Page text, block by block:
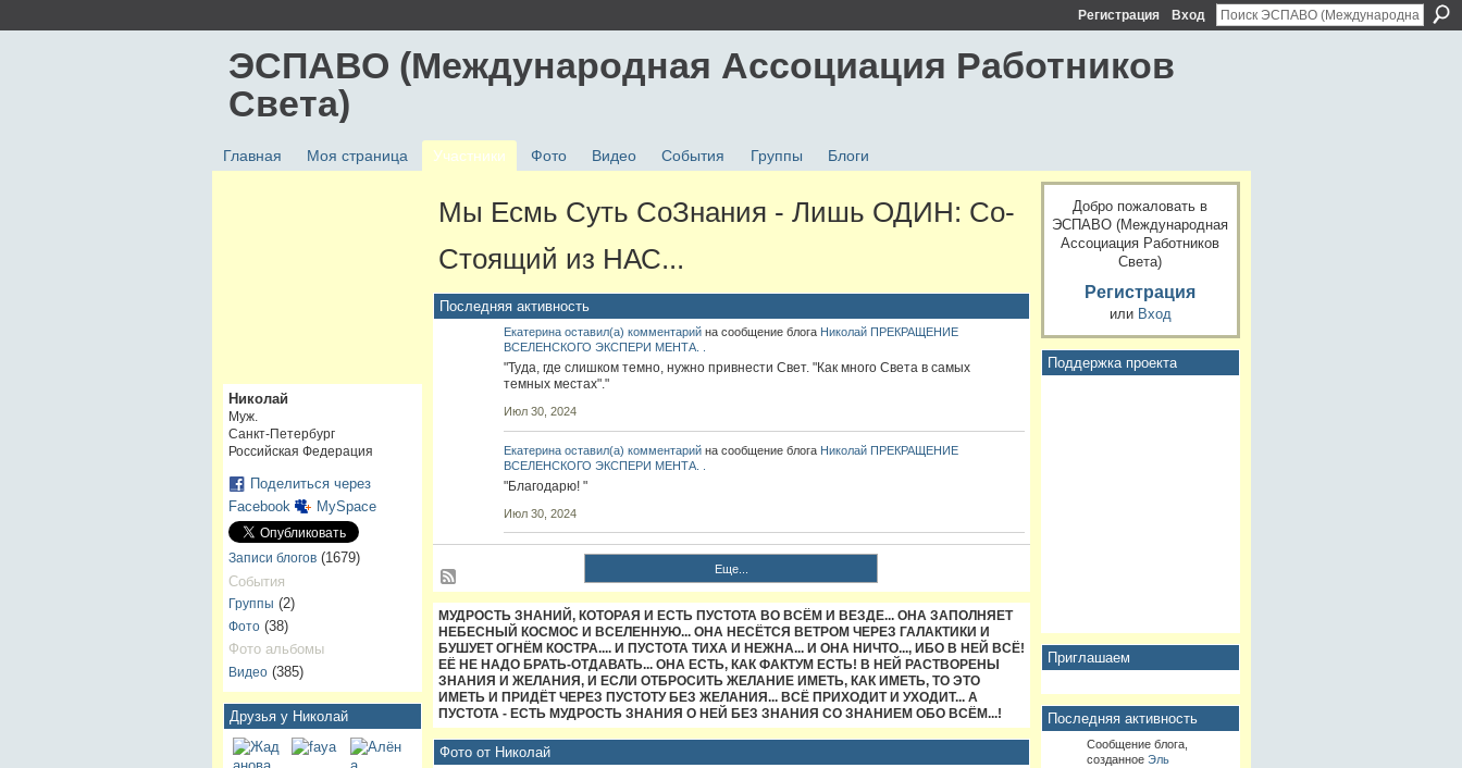
Регистрация Вход
ЭСПАВО (Международная Ассоциация Работников
Света)
Главная Моя страница Участники Фото Видео События Группы Блоги
Николай
Муж.
Санкт-Петербург
Российская Федерация
Поделиться через
Facebook
MySpace
Записи блогов(1679)
События
Группы (2)
Фото(38)
Фото альбомы
Видео(385)
Друзья у Николай
Мы Есмь Суть СоЗнания - Лишь ОДИН: Со-
Стоящий из НАС...
Последняя активность
Екатерина оставил(а) комментарийна сообщение блога Николай ПРЕКРАЩЕНИЕ
ВСЕЛЕНСКОГО ЭКСПЕРИ МЕНТА. .
"Туда, где слишком темно, нужно привнести Свет. "Как много Света в самых
темных местах"."
Июл 30, 2024
Екатерина оставил(а) комментарийна сообщение блога Николай ПРЕКРАЩЕНИЕ
ВСЕЛЕНСКОГО ЭКСПЕРИ МЕНТА. .
"Благодарю! "
Июл 30, 2024
Еще...
МУДРОСТЬ ЗНАНИЙ, КОТОРАЯ И ЕСТЬ ПУСТОТА ВО ВСЁМ И ВЕЗДЕ... ОНА ЗАПОЛНЯЕТ
НЕБЕСНЫЙ КОСМОС И ВСЕЛЕННУЮ... ОНА НЕСЁТСЯ ВЕТРОМ ЧЕРЕЗ ГАЛАКТИКИ И
БУШУЕТ ОГНЁМ КОСТРА.... И ПУСТОТА ТИХА И НЕЖНА... И ОНА НИЧТО..., ИБО В НЕЙ ВСЁ!
ЕЁ НЕ НАДО БРАТЬ-ОТДАВАТЬ... ОНА ЕСТЬ, КАК ФАКТУМ ЕСТЬ! В НЕЙ РАСТВОРЕНЫ
ЗНАНИЯ И ЖЕЛАНИЯ, И ЕСЛИ ОТБРОСИТЬ ЖЕЛАНИЕ ИМЕТЬ, КАК ИМЕТЬ, ТО ЭТО
ИМЕТЬ И ПРИДЁТ ЧЕРЕЗ ПУСТОТУ БЕЗ ЖЕЛАНИЯ... ВСЁ ПРИХОДИТ И УХОДИТ... А
ПУСТОТА - ЕСТЬ МУДРОСТЬ ЗНАНИЯ О НЕЙ БЕЗ ЗНАНИЯ СО ЗНАНИЕМ ОБО ВСЁМ...!
Фото от Николай
Добро пожаловать в
ЭСПАВО (Международная
Ассоциация Работников
Света)
Регистрация
или Вход
Поддержка проекта
Приглашаем
Последняя активность
Сообщение блога,
созданное Эль